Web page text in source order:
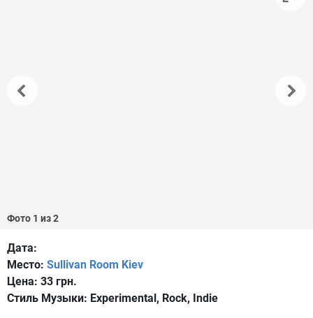
Фото 1 из 2
Дата:
Место: Sullivan Room Kiev
Цена: 33 грн.
Стиль Музыки: Experimental, Rock, Indie